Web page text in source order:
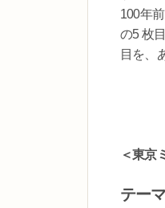
100年
の5 枚
目を、
＜東京
テー